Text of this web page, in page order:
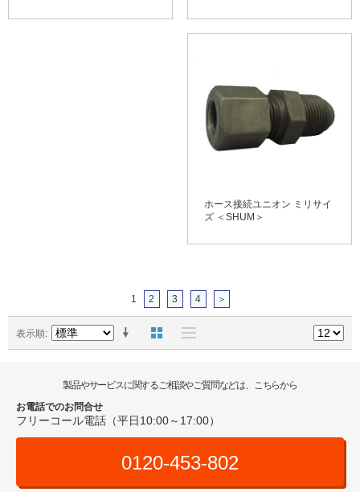
ホース接続ユニオン ミリサイ
ズ ＜SHUM＞
1 2 3 4 ＞
表示順
製品やサービスに関するご相談やご質問などは、こちらから
お電話でのお問合せ
フリーコール電話（平日10:00～17:00）
0120-453-802